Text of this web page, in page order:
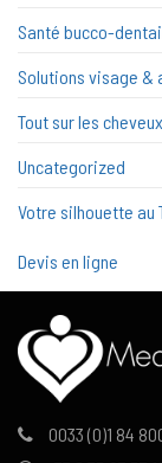
Santé bucco-
Solutions visage &
Tout sur les cheveux
Uncategorized
Votre silhouette au
Devis en ligne
0033 (0)1 84